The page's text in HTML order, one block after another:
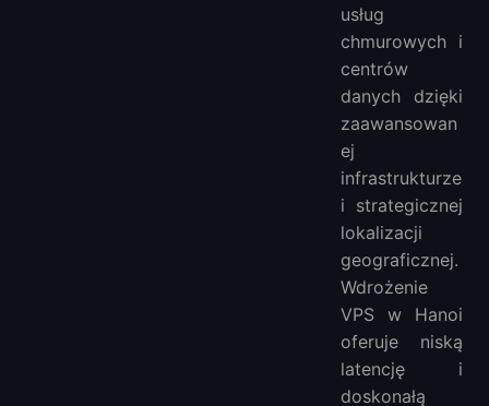
Więcej VPS
VPS w Azji:
VPS w Europie:
VPS w Afryce:
usług
chmurowych i
centrów
danych dzięki
zaawansowan
ej
infrastrukturze
i strategicznej
lokalizacji
geograficznej.
Wdrożenie
VPS w Hanoi
oferuje niską
latencję i
doskonałą